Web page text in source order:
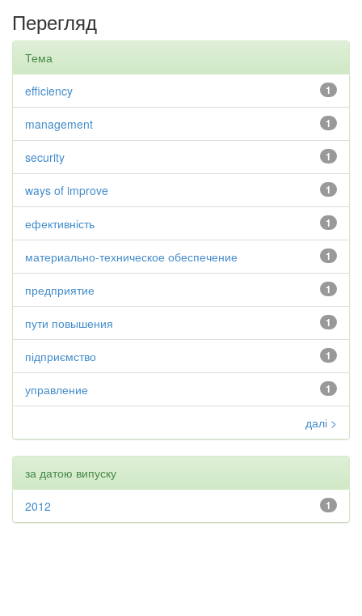
Перегляд
Тема
1
efficiency
1
management
1
security
1
ways of improve
1
ефективність
1
материально-техническое обеспечение
1
предприятие
1
пути повышения
1
підприємство
1
управление
далі >
за датою випуску
1
2012